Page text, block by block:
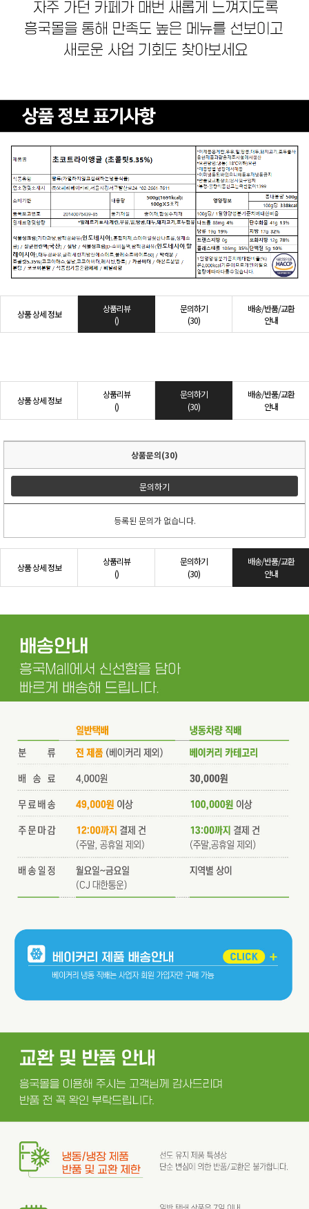
상품 상세 정보
상품리뷰
()
문의하기
(30)
배송/반품/교환
안내
상품 상세 정보
상품리뷰
()
문의하기
(30)
배송/반품/교환
안내
상품문의(30)
문의하기
등록된 문의가 없습니다.
상품 상세 정보
상품리뷰
()
문의하기
(30)
배송/반품/교환
안내